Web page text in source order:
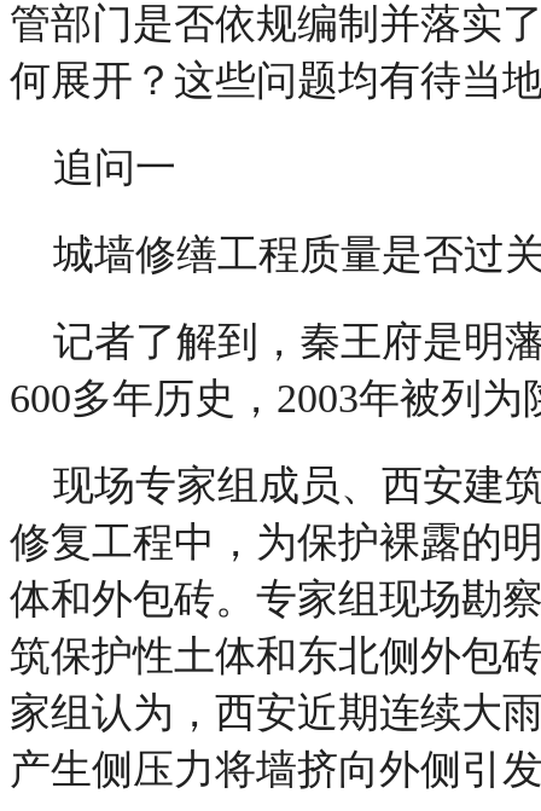
管部门是否依规编制并落实
何展开？这些问题均有待当
追问一
城墙修缮工程质量是否过
记者了解到，秦王府是明
600多年历史，2003年被列
现场专家组成员、西安建
修复工程中，为保护裸露的
体和外包砖。专家组现场勘
筑保护性土体和东北侧外包
家组认为，西安近期连续大
产生侧压力将墙挤向外侧引